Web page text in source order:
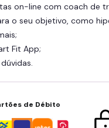
on-line com coach de
o seu objetivo, como
Fit App;
de Débito